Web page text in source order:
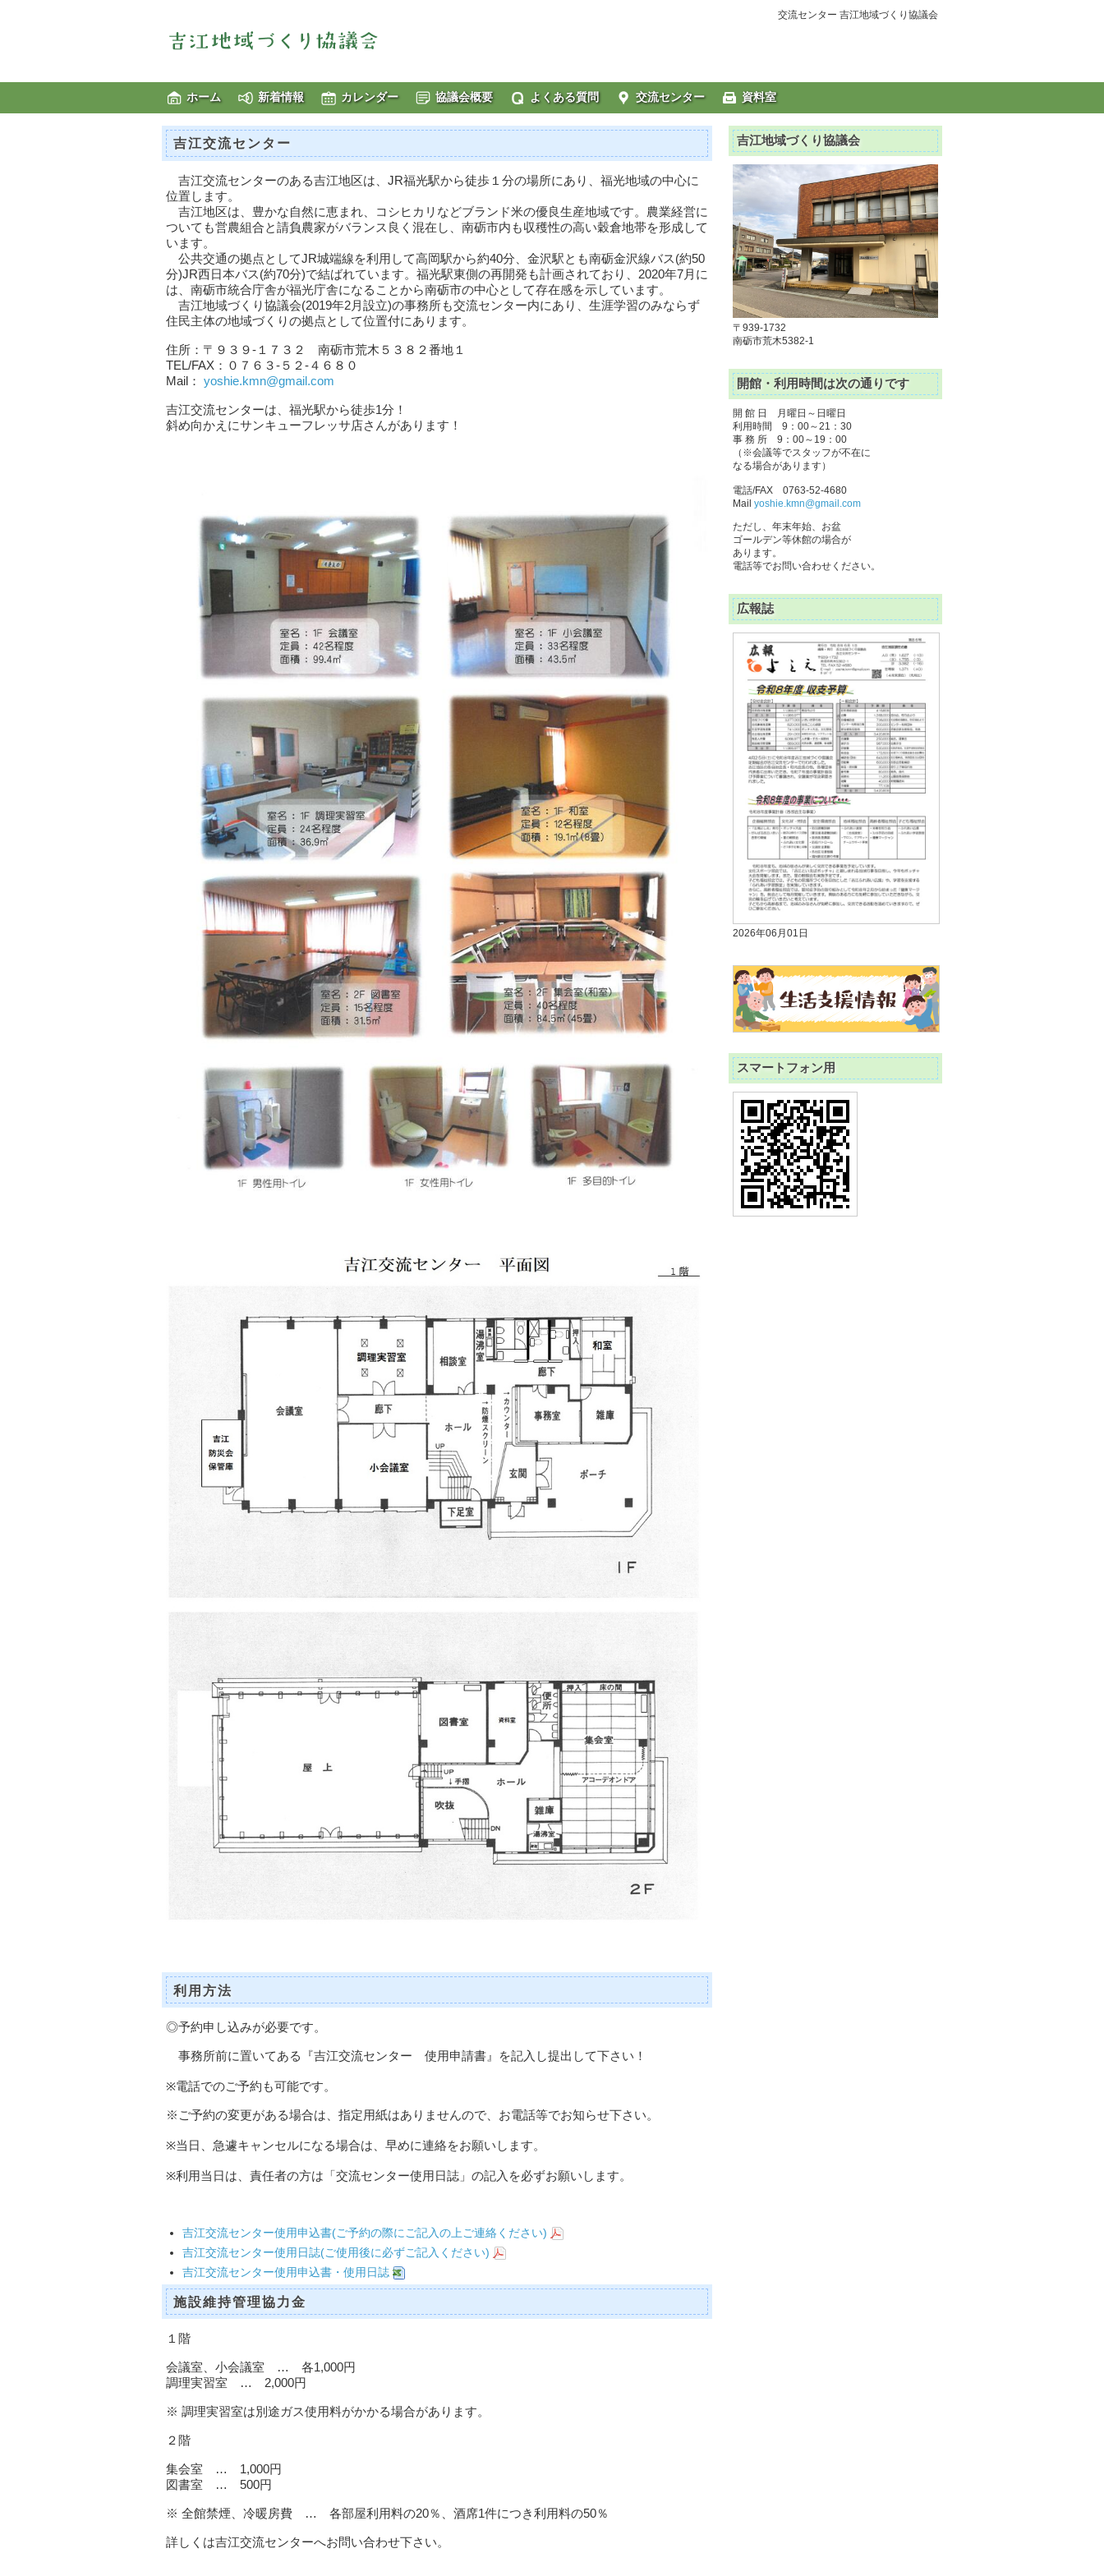
交流センター 吉江地域づくり協議会
ホーム 新着情報 カレンダー 協議会概要 よくある質問 交流センター 資料室
吉江交流センター
吉江交流センターのある吉江地区は、JR福光駅から徒歩１分の場所にあり、福光地域の中心に
位置します。
吉江地区は、豊かな自然に恵まれ、コシヒカリなどブランド米の優良生産地域です。農業経営に
ついても営農組合と請負農家がバランス良く混在し、南砺市内も収穫性の高い穀倉地帯を形成して
います。
公共交通の拠点としてJR城端線を利用して高岡駅から約40分、金沢駅とも南砺金沢線バス(約50
分)JR西日本バス(約70分)で結ばれています。福光駅東側の再開発も計画されており、2020年7月に
は、南砺市統合庁舎が福光庁舎になることから南砺市の中心として存在感を示しています。
吉江地域づくり協議会(2019年2月設立)の事務所も交流センター内にあり、生涯学習のみならず
住民主体の地域づくりの拠点として位置付にあります。
住所：〒９３９-１７３２ 南砺市荒木５３８２番地１
TEL/FAX：０７６３-５２-４６８０
Mail： yoshie.kmn@gmail.com
吉江交流センターは、福光駅から徒歩1分！
斜め向かえにサンキューフレッサ店さんがあります！
利用方法
◎予約申し込みが必要です。
事務所前に置いてある『吉江交流センター 使用申請書』を記入し提出して下さい！
※電話でのご予約も可能です。
※ご予約の変更がある場合は、指定用紙はありませんので、お電話等でお知らせ下さい。
※当日、急遽キャンセルになる場合は、早めに連絡をお願いします。
※利用当日は、責任者の方は「交流センター使用日誌」の記入を必ずお願いします。
吉江交流センター使用申込書(ご予約の際にご記入の上ご連絡ください)
吉江交流センター使用日誌(ご使用後に必ずご記入ください)
吉江交流センター使用申込書・使用日誌
施設維持管理協力金
１階
会議室、小会議室 … 各1,000円
調理実習室 … 2,000円
※ 調理実習室は別途ガス使用料がかかる場合があります。
２階
集会室 … 1,000円
図書室 … 500円
※ 全館禁煙、冷暖房費 … 各部屋利用料の20％、酒席1件につき利用料の50％
詳しくは吉江交流センターへお問い合わせ下さい。
吉江地域づくり協議会
〒939-1732
南砺市荒木5382-1
開館・利用時間は次の通りです
開 館 日 月曜日～日曜日
利用時間 9：00～21：30
事 務 所 9：00～19：00
（※会議等でスタッフが不在に
なる場合があります）
電話/FAX 0763-52-4680
Mail yoshie.kmn@gmail.com
ただし、年末年始、お盆
ゴールデン等休館の場合が
あります。
電話等でお問い合わせください。
広報誌
2026年06月01日
スマートフォン用